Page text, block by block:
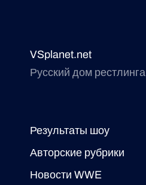
VSplanet.net
Русский дом рестлинга
Результаты шоу
Авторские рубрики
Новости WWE